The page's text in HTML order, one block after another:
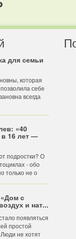
для семьи
которая
себе
всегда
«40
16 лет —
подростки? О
- обо
только не о
«Дом с
и нат...
появляться
простой
не хотят